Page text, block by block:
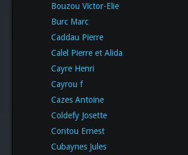
Bouzou Victor-Elie
Burc Marc
Caddau Pierre
Calel Pierre et Alida
Cayre Henri
Cayrou f
Cazes Antoine
Coldefy Josette
Contou Ernest
Cubaynes Jules